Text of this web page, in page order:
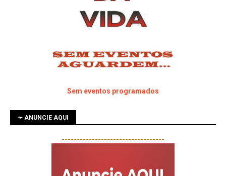
Sem eventos programados
➛ ANUNCIE AQUI
----------------------------------